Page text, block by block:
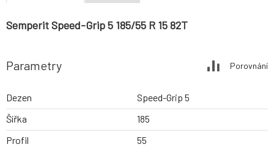
Semperit Speed-Grip 5 185/55 R 15 82T
Parametry Porovnání
Dezen
Speed-Grip 5
Šířka
185
Profil
55